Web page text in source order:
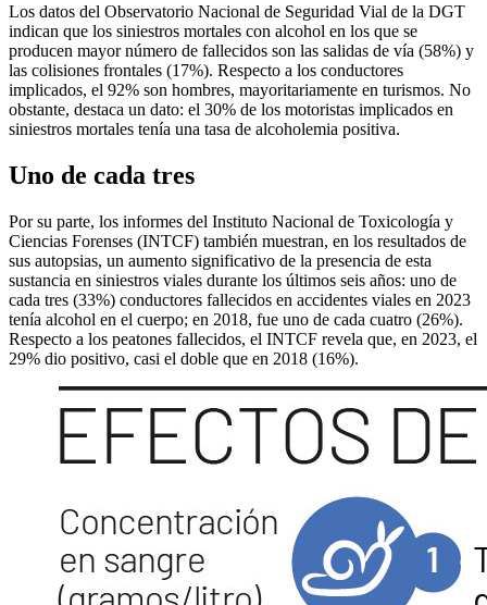
Los datos del Observatorio Nacional de Seguridad Vial de la DGT
indican que los siniestros mortales con alcohol en los que se
producen mayor número de fallecidos son las salidas de vía (58%) y
las colisiones frontales (17%). Respecto a los conductores
implicados, el 92% son hombres, mayoritariamente en turismos. No
obstante, destaca un dato: el 30% de los motoristas implicados en
siniestros mortales tenía una tasa de alcoholemia positiva.
Uno de cada tres
Por su parte, los informes del Instituto Nacional de Toxicología y
Ciencias Forenses (INTCF) también muestran, en los resultados de
sus autopsias, un aumento significativo de la presencia de esta
sustancia en siniestros viales durante los últimos seis años: uno de
cada tres (33%) conductores fallecidos en accidentes viales en 2023
tenía alcohol en el cuerpo; en 2018, fue uno de cada cuatro (26%).
Respecto a los peatones fallecidos, el INTCF revela que, en 2023, el
29% dio positivo, casi el doble que en 2018 (16%).